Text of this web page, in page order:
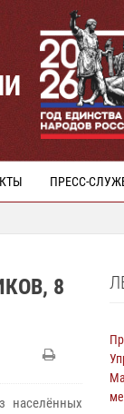
ПРЕСС-
8
населённых